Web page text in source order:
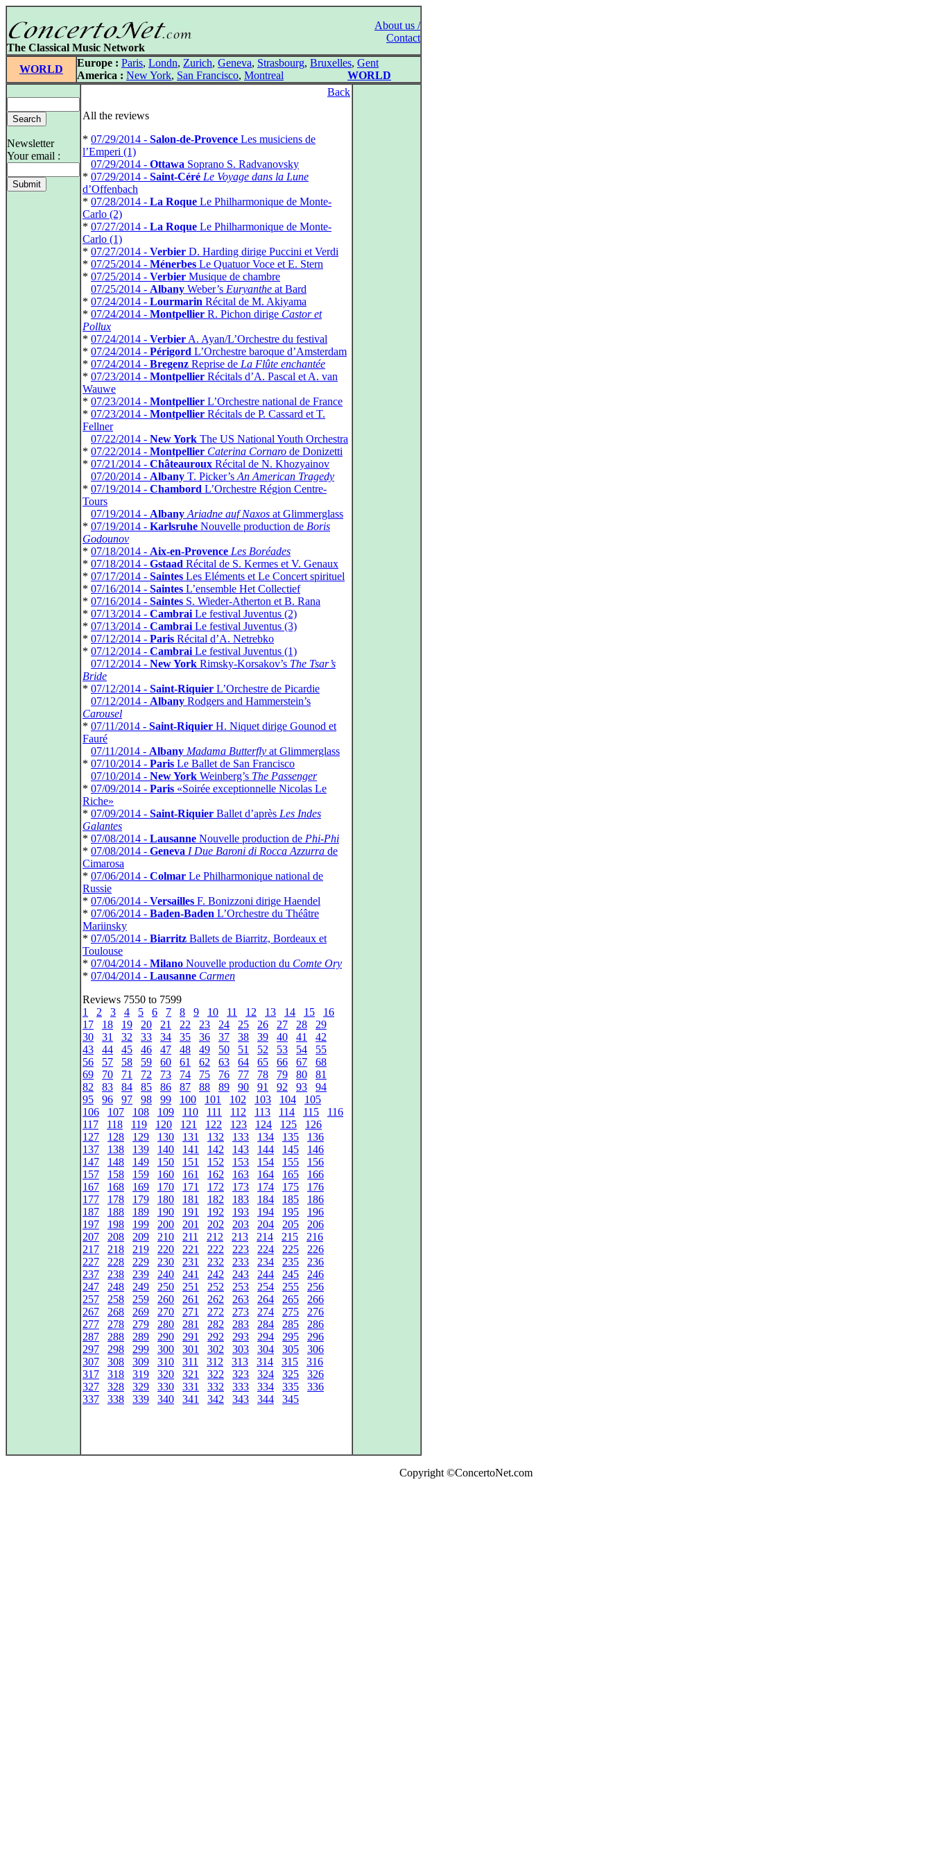
About us /
Contact
The Classical Music Network
WORLD
Europe : Paris, Londn, Zurich, Geneva, Strasbourg, Bruxelles, Gent
America : New York, San Francisco, Montreal WORLD
Newsletter
Your email :
Back
All the reviews
* 07/29/2014 - Salon-de-Provence Les musiciens de
l’Emperi (1)
07/29/2014 - Ottawa Soprano S. Radvanovsky
* 07/29/2014 - Saint-Céré Le Voyage dans la Lune
d’Offenbach
* 07/28/2014 - La Roque Le Philharmonique de Monte-
Carlo (2)
* 07/27/2014 - La Roque Le Philharmonique de Monte-
Carlo (1)
* 07/27/2014 - Verbier D. Harding dirige Puccini et Verdi
* 07/25/2014 - Ménerbes Le Quatuor Voce et E. Stern
* 07/25/2014 - Verbier Musique de chambre
07/25/2014 - Albany Weber’s Euryanthe at Bard
* 07/24/2014 - Lourmarin Récital de M. Akiyama
* 07/24/2014 - Montpellier R. Pichon dirige Castor et
Pollux
* 07/24/2014 - Verbier A. Ayan/L’Orchestre du festival
* 07/24/2014 - Périgord L’Orchestre baroque d’Amsterdam
* 07/24/2014 - Bregenz Reprise de La Flûte enchantée
* 07/23/2014 - Montpellier Récitals d’A. Pascal et A. van
Wauwe
* 07/23/2014 - Montpellier L’Orchestre national de France
* 07/23/2014 - Montpellier Récitals de P. Cassard et T.
Fellner
07/22/2014 - New York The US National Youth Orchestra
* 07/22/2014 - Montpellier Caterina Cornaro de Donizetti
* 07/21/2014 - Châteauroux Récital de N. Khozyainov
07/20/2014 - Albany T. Picker’s An American Tragedy
* 07/19/2014 - Chambord L’Orchestre Région Centre-
Tours
07/19/2014 - Albany Ariadne auf Naxos at Glimmerglass
* 07/19/2014 - Karlsruhe Nouvelle production de Boris
Godounov
* 07/18/2014 - Aix-en-Provence Les Boréades
* 07/18/2014 - Gstaad Récital de S. Kermes et V. Genaux
* 07/17/2014 - Saintes Les Eléments et Le Concert spirituel
* 07/16/2014 - Saintes L’ensemble Het Collectief
* 07/16/2014 - Saintes S. Wieder-Atherton et B. Rana
* 07/13/2014 - Cambrai Le festival Juventus (2)
* 07/13/2014 - Cambrai Le festival Juventus (3)
* 07/12/2014 - Paris Récital d’A. Netrebko
* 07/12/2014 - Cambrai Le festival Juventus (1)
07/12/2014 - New York Rimsky-Korsakov’s The Tsar’s
Bride
* 07/12/2014 - Saint-Riquier L’Orchestre de Picardie
07/12/2014 - Albany Rodgers and Hammerstein’s
Carousel
* 07/11/2014 - Saint-Riquier H. Niquet dirige Gounod et
Fauré
07/11/2014 - Albany Madama Butterfly at Glimmerglass
* 07/10/2014 - Paris Le Ballet de San Francisco
07/10/2014 - New York Weinberg’s The Passenger
* 07/09/2014 - Paris «Soirée exceptionnelle Nicolas Le
Riche»
* 07/09/2014 - Saint-Riquier Ballet d’après Les Indes
Galantes
* 07/08/2014 - Lausanne Nouvelle production de Phi-Phi
* 07/08/2014 - Geneva I Due Baroni di Rocca Azzurra de
Cimarosa
* 07/06/2014 - Colmar Le Philharmonique national de
Russie
* 07/06/2014 - Versailles F. Bonizzoni dirige Haendel
* 07/06/2014 - Baden-Baden L’Orchestre du Théâtre
Mariinsky
* 07/05/2014 - Biarritz Ballets de Biarritz, Bordeaux et
Toulouse
* 07/04/2014 - Milano Nouvelle production du Comte Ory
* 07/04/2014 - Lausanne Carmen
Reviews 7550 to 7599
1
2 3 4 5 6 7 8 9 10 11 12 13 14 15
16
17
18 19 20 21 22 23 24 25 26 27 28
29
30
31 32 33 34 35 36 37 38 39 40 41
42
43
44 45 46 47 48 49 50 51 52 53 54
55
56
57 58 59 60 61 62 63 64 65 66 67
68
69
70 71 72 73 74 75 76 77 78 79 80
81
82
83 84 85 86 87 88 89 90 91 92 93
94
95
96 97 98 99 100 101 102 103 104
105
106
107 108 109 110 111 112 113 114 115
116
117
118 119 120 121 122 123 124 125
126
127
128 129 130 131 132 133 134 135
136
137
138 139 140 141 142 143 144 145
146
147
148 149 150 151 152 153 154 155
156
157
158 159 160 161 162 163 164 165
166
167
168 169 170 171 172 173 174 175
176
177
178 179 180 181 182 183 184 185
186
187
188 189 190 191 192 193 194 195
196
197
198 199 200 201 202 203 204 205
206
207
208 209 210 211 212 213 214 215
216
217
218 219 220 221 222 223 224 225
226
227
228 229 230 231 232 233 234 235
236
237
238 239 240 241 242 243 244 245
246
247
248 249 250 251 252 253 254 255
256
257
258 259 260 261 262 263 264 265
266
267
268 269 270 271 272 273 274 275
276
277
278 279 280 281 282 283 284 285
286
287
288 289 290 291 292 293 294 295
296
297
298 299 300 301 302 303 304 305
306
307
308 309 310 311 312 313 314 315
316
317
318 319 320 321 322 323 324 325
326
327
328 329 330 331 332 333 334 335
336
337
338 339 340 341 342 343 344 345
Copyright ©ConcertoNet.com